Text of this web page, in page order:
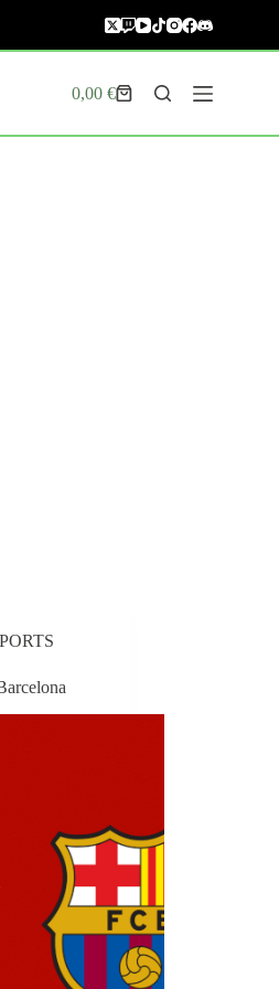
Carro
compra
0,00 €